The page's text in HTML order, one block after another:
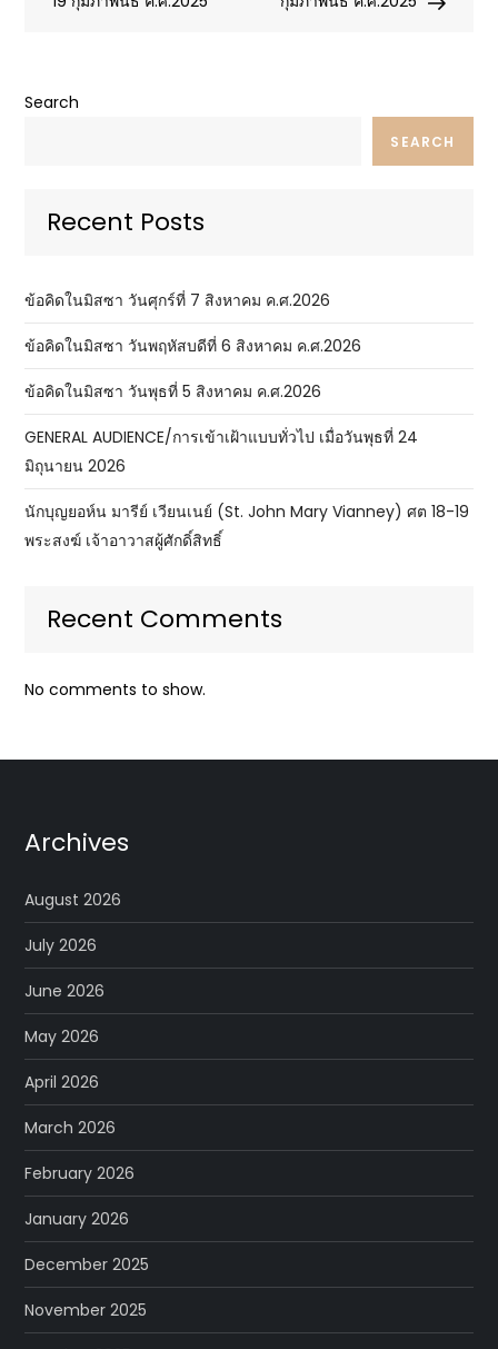
Search
SEARCH
Recent Posts
ข้อคิดในมิสซา วันศุกร์ที่ 7 สิงหาคม ค.ศ.2026
ข้อคิดในมิสซา วันพฤหัสบดีที่ 6 สิงหาคม ค.ศ.2026
ข้อคิดในมิสซา วันพุธที่ 5 สิงหาคม ค.ศ.2026
GENERAL AUDIENCE/การเข้าเฝ้าแบบทั่วไป เมื่อวันพุธที่ 24
มิถุนายน 2026
นักบุญยอห์น มารีย์ เวียนเนย์ (St. John Mary Vianney) ศต 18-19
พระสงฆ์ เจ้าอาวาสผู้ศักดิ์สิทธิ์
Recent Comments
No comments to show.
Archives
August 2026
July 2026
June 2026
May 2026
April 2026
March 2026
February 2026
January 2026
December 2025
November 2025